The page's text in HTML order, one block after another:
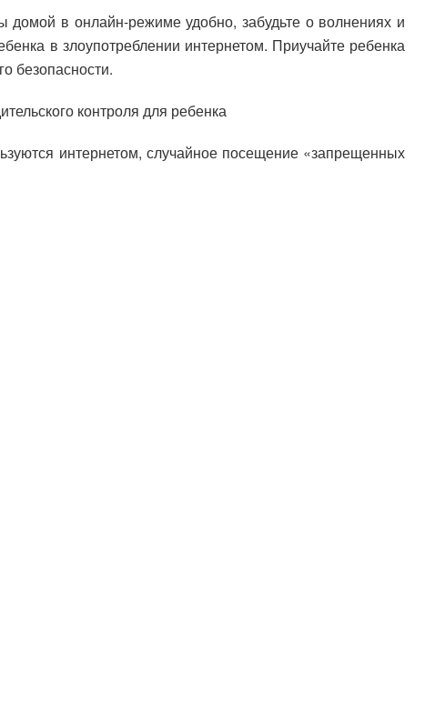
в онлайн-режиме удобно, забудьте о волнениях и
в злоупотреблении интернетом. Приучайте ребенка
безопасности.
контроля для ребенка
интернетом, случайное посещение «запрещенных